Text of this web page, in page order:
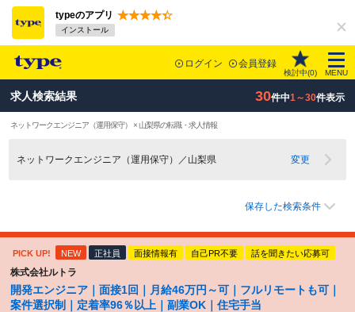
typeのアプリ
インストール
ログイン 会員登録
検討中(0) MENU
求人検索結果 30件中1～30件表示
ネットワークエンジニア（運用保守） × 山梨県の転職・求人情報
ネットワークエンジニア（運用保守）／山梨県 変更
保存した検索条件
PICK UP! NEW 正社員 面接情報有 自己PR不要 話を聞きたい応募可
株式会社ルトラ
開発エンジニア｜面接1回｜月給46万円～可｜フルリモートも可｜
案件選択制｜定着率96％以上｜副業OK｜住宅手当